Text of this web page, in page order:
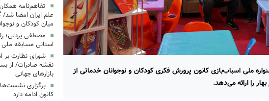
ملی اسباب‌بازی کانون پرورش فکری کودکان و نوجوانان خدماتی از
را ارائه می‌دهد.
تفاهم‌نامه
علم ایران امضا شد/
میان کودکان و
مصطفی پردلی؛
استانی مسابقه
شورای نظارت بر
نقشه صادرات/ از
بازارهای جهانی
برگزاری
کانون ادامه دارد